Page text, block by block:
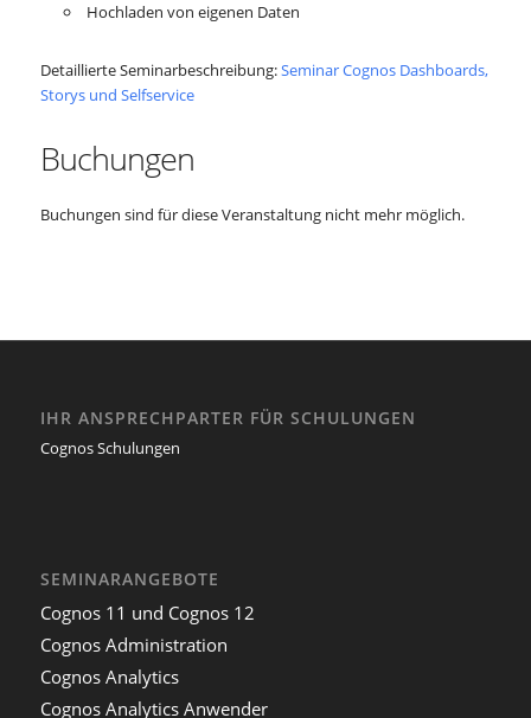
Hochladen von eigenen Daten
Detaillierte Seminarbeschreibung:Seminar Cognos Dashboards,
Storys und Selfservice
Buchungen
Buchungen sind für diese Veranstaltung nicht mehr möglich.
IHR ANSPRECHPARTER FÜR SCHULUNGEN
Cognos Schulungen
SEMINARANGEBOTE
Cognos 11 und Cognos 12
Cognos Administration
Cognos Analytics
Cognos Analytics Anwender